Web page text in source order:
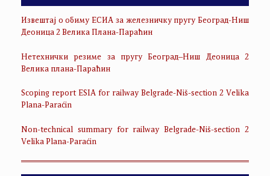
Извештај о обиму ЕСИА за железничку пругу Београд-Ниш
Деоница 2 Велика Плана-Параћин
Нетехнички резиме за пругу Београд–Ниш Деоница 2
Велика плана-Параћин
Scoping report ESIA for railway Belgrade-Niš-section 2 Velika
Plana-Paraćin
Non-technical summary for railway Belgrade-Niš-section 2
Velika Plana-Paraćin